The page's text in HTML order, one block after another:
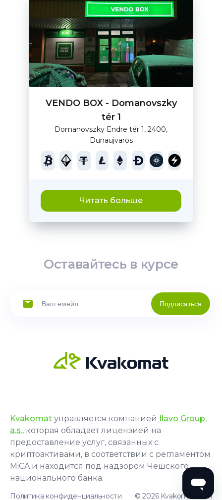
VENDO BOX - Domanovszky
tér 1
Domanovszky Endre tér 1, 2400,
Dunaujvaros
Читать больше
Оставайтесь в курсе
Подписаться
Kvakomat управляется компанией Ilavo Group,
a.s., которая обладает лицензией на
предоставление услуг, связанных с
криптоактивами, в соответствии с регламентом
MiCA и находится под надзором Чешского
национального банка.
Политика конфиденциальности © 2026 Kvakomat.com